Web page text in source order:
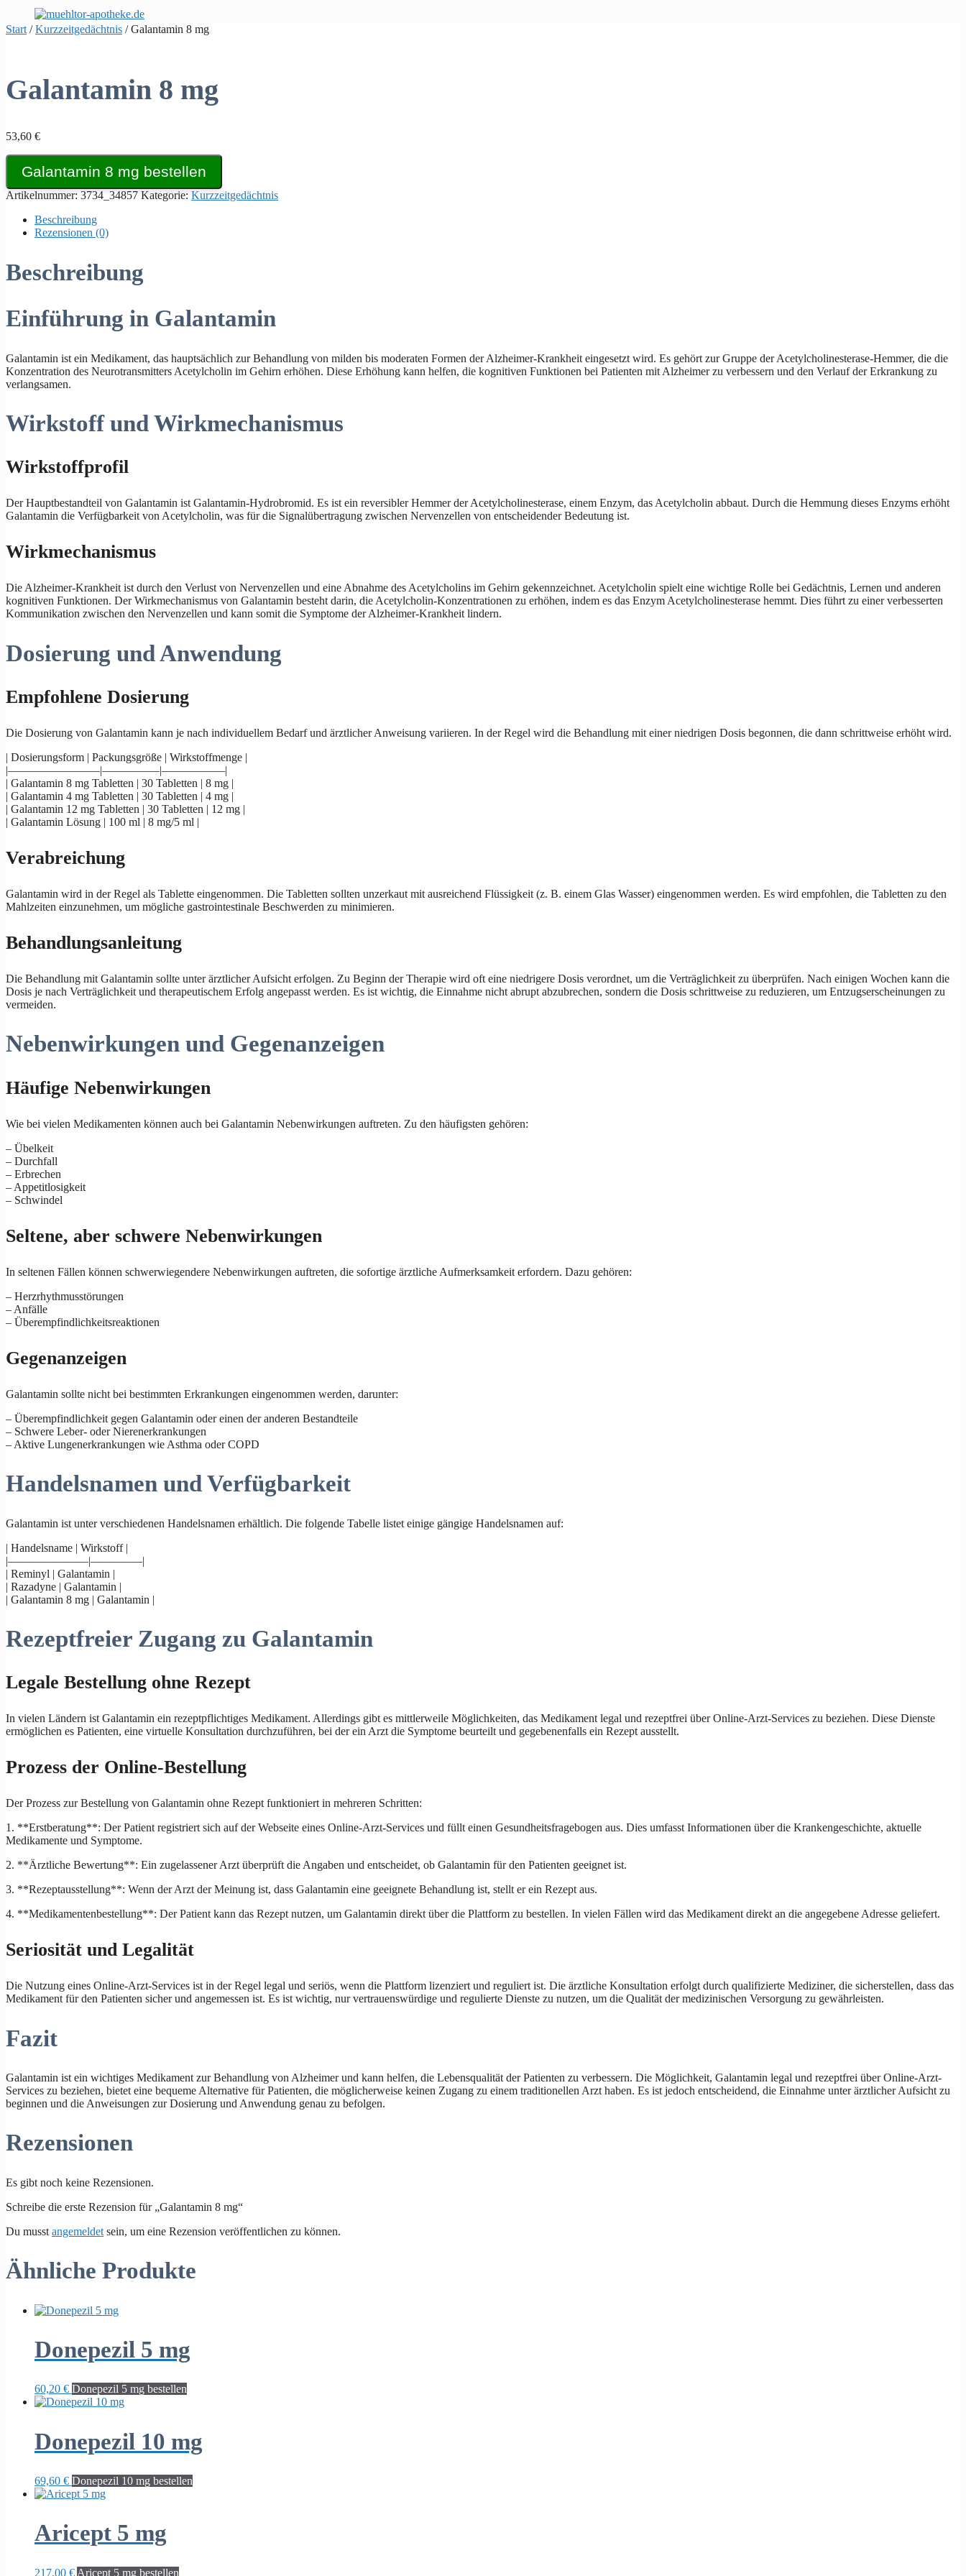
Inhalt
springen
Start /Kurzzeitgedächtnis / Galantamin 8 mg
Galantamin 8 mg
53,60 €
Galantamin 8 mg bestellen
Artikelnummer: 3734_34857 Kategorie: Kurzzeitgedächtnis
Beschreibung
Rezensionen (0)
Beschreibung
Einführung in Galantamin
Galantamin ist ein Medikament, das hauptsächlich zur Behandlung von milden bis moderaten Formen der Alzheimer-Krankheit eingesetzt wird. Es gehört zur Gruppe der Acetylcholinesterase-Hemmer, die die
Konzentration des Neurotransmitters Acetylcholin im Gehirn erhöhen. Diese Erhöhung kann helfen, die kognitiven Funktionen bei Patienten mit Alzheimer zu verbessern und den Verlauf der Erkrankung zu
verlangsamen.
Wirkstoff und Wirkmechanismus
Wirkstoffprofil
Der Hauptbestandteil von Galantamin ist Galantamin-Hydrobromid. Es ist ein reversibler Hemmer der Acetylcholinesterase, einem Enzym, das Acetylcholin abbaut. Durch die Hemmung dieses Enzyms erhöht
Galantamin die Verfügbarkeit von Acetylcholin, was für die Signalübertragung zwischen Nervenzellen von entscheidender Bedeutung ist.
Wirkmechanismus
Die Alzheimer-Krankheit ist durch den Verlust von Nervenzellen und eine Abnahme des Acetylcholins im Gehirn gekennzeichnet. Acetylcholin spielt eine wichtige Rolle bei Gedächtnis, Lernen und anderen
kognitiven Funktionen. Der Wirkmechanismus von Galantamin besteht darin, die Acetylcholin-Konzentrationen zu erhöhen, indem es das Enzym Acetylcholinesterase hemmt. Dies führt zu einer verbesserten
Kommunikation zwischen den Nervenzellen und kann somit die Symptome der Alzheimer-Krankheit lindern.
Dosierung und Anwendung
Empfohlene Dosierung
Die Dosierung von Galantamin kann je nach individuellem Bedarf und ärztlicher Anweisung variieren. In der Regel wird die Behandlung mit einer niedrigen Dosis begonnen, die dann schrittweise erhöht wird.
| Dosierungsform | Packungsgröße | Wirkstoffmenge |
|————————|—————|—————–|
| Galantamin 8 mg Tabletten | 30 Tabletten | 8 mg |
| Galantamin 4 mg Tabletten | 30 Tabletten | 4 mg |
| Galantamin 12 mg Tabletten | 30 Tabletten | 12 mg |
| Galantamin Lösung | 100 ml | 8 mg/5 ml |
Verabreichung
Galantamin wird in der Regel als Tablette eingenommen. Die Tabletten sollten unzerkaut mit ausreichend Flüssigkeit (z. B. einem Glas Wasser) eingenommen werden. Es wird empfohlen, die Tabletten zu den
Mahlzeiten einzunehmen, um mögliche gastrointestinale Beschwerden zu minimieren.
Behandlungsanleitung
Die Behandlung mit Galantamin sollte unter ärztlicher Aufsicht erfolgen. Zu Beginn der Therapie wird oft eine niedrigere Dosis verordnet, um die Verträglichkeit zu überprüfen. Nach einigen Wochen kann die
Dosis je nach Verträglichkeit und therapeutischem Erfolg angepasst werden. Es ist wichtig, die Einnahme nicht abrupt abzubrechen, sondern die Dosis schrittweise zu reduzieren, um Entzugserscheinungen zu
vermeiden.
Nebenwirkungen und Gegenanzeigen
Häufige Nebenwirkungen
Wie bei vielen Medikamenten können auch bei Galantamin Nebenwirkungen auftreten. Zu den häufigsten gehören:
– Übelkeit
– Durchfall
– Erbrechen
– Appetitlosigkeit
– Schwindel
Seltene, aber schwere Nebenwirkungen
In seltenen Fällen können schwerwiegendere Nebenwirkungen auftreten, die sofortige ärztliche Aufmerksamkeit erfordern. Dazu gehören:
– Herzrhythmusstörungen
– Anfälle
– Überempfindlichkeitsreaktionen
Gegenanzeigen
Galantamin sollte nicht bei bestimmten Erkrankungen eingenommen werden, darunter:
– Überempfindlichkeit gegen Galantamin oder einen der anderen Bestandteile
– Schwere Leber- oder Nierenerkrankungen
– Aktive Lungenerkrankungen wie Asthma oder COPD
Handelsnamen und Verfügbarkeit
Galantamin ist unter verschiedenen Handelsnamen erhältlich. Die folgende Tabelle listet einige gängige Handelsnamen auf:
| Handelsname | Wirkstoff |
|———————|————–|
| Reminyl | Galantamin |
| Razadyne | Galantamin |
| Galantamin 8 mg | Galantamin |
Rezeptfreier Zugang zu Galantamin
Legale Bestellung ohne Rezept
In vielen Ländern ist Galantamin ein rezeptpflichtiges Medikament. Allerdings gibt es mittlerweile Möglichkeiten, das Medikament legal und rezeptfrei über Online-Arzt-Services zu beziehen. Diese Dienste
ermöglichen es Patienten, eine virtuelle Konsultation durchzuführen, bei der ein Arzt die Symptome beurteilt und gegebenenfalls ein Rezept ausstellt.
Prozess der Online-Bestellung
Der Prozess zur Bestellung von Galantamin ohne Rezept funktioniert in mehreren Schritten:
1. **Erstberatung**: Der Patient registriert sich auf der Webseite eines Online-Arzt-Services und füllt einen Gesundheitsfragebogen aus. Dies umfasst Informationen über die Krankengeschichte, aktuelle
Medikamente und Symptome.
2. **Ärztliche Bewertung**: Ein zugelassener Arzt überprüft die Angaben und entscheidet, ob Galantamin für den Patienten geeignet ist.
3. **Rezeptausstellung**: Wenn der Arzt der Meinung ist, dass Galantamin eine geeignete Behandlung ist, stellt er ein Rezept aus.
4. **Medikamentenbestellung**: Der Patient kann das Rezept nutzen, um Galantamin direkt über die Plattform zu bestellen. In vielen Fällen wird das Medikament direkt an die angegebene Adresse geliefert.
Seriosität und Legalität
Die Nutzung eines Online-Arzt-Services ist in der Regel legal und seriös, wenn die Plattform lizenziert und reguliert ist. Die ärztliche Konsultation erfolgt durch qualifizierte Mediziner, die sicherstellen, dass das
Medikament für den Patienten sicher und angemessen ist. Es ist wichtig, nur vertrauenswürdige und regulierte Dienste zu nutzen, um die Qualität der medizinischen Versorgung zu gewährleisten.
Fazit
Galantamin ist ein wichtiges Medikament zur Behandlung von Alzheimer und kann helfen, die Lebensqualität der Patienten zu verbessern. Die Möglichkeit, Galantamin legal und rezeptfrei über Online-Arzt-
Services zu beziehen, bietet eine bequeme Alternative für Patienten, die möglicherweise keinen Zugang zu einem traditionellen Arzt haben. Es ist jedoch entscheidend, die Einnahme unter ärztlicher Aufsicht zu
beginnen und die Anweisungen zur Dosierung und Anwendung genau zu befolgen.
Rezensionen
Es gibt noch keine Rezensionen.
Schreibe die erste Rezension für „Galantamin 8 mg“
Du musst angemeldet sein, um eine Rezension veröffentlichen zu können.
Ähnliche Produkte
Donepezil 5 mg
60,20 € Donepezil 5 mg bestellen
Donepezil 10 mg
69,60 € Donepezil 10 mg bestellen
Aricept 5 mg
217,00 € Aricept 5 mg bestellen